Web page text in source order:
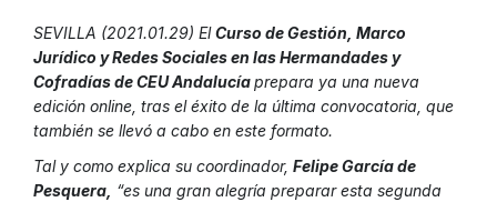
SEVILLA (2021.01.29) ElCurso de Gestión, Marco
Jurídico y Redes Sociales en las Hermandades y
Cofradías de CEU Andalucíaprepara ya una nueva
edición online, tras el éxito de la última convocatoria, que
también se llevó a cabo en este formato.
Tal y como explica su coordinador, Felipe García de
Pesquera, “es una gran alegría preparar esta segunda